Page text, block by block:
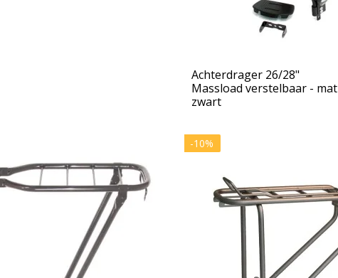
Achterdrager 26/28"
Massload verstelbaar - mat
zwart
-10%